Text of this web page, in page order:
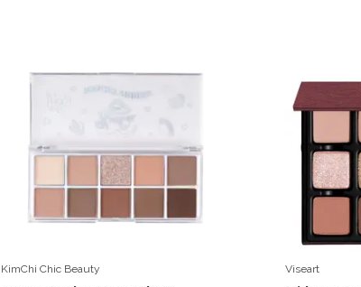
KimChi Chic Beauty Viseart